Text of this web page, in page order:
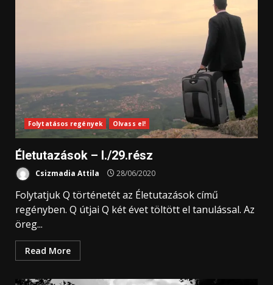
Folytatásos regények Olvass el!
Életutazások – I./29.rész
Csizmadia Attila 28/06/2020
Folytatjuk Q történetét az Életutazások című
regényben. Q útjai Q két évet töltött el tanulással. Az
öreg...
Read More